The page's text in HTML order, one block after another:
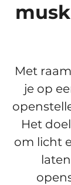
Met
je op
Het
om licht